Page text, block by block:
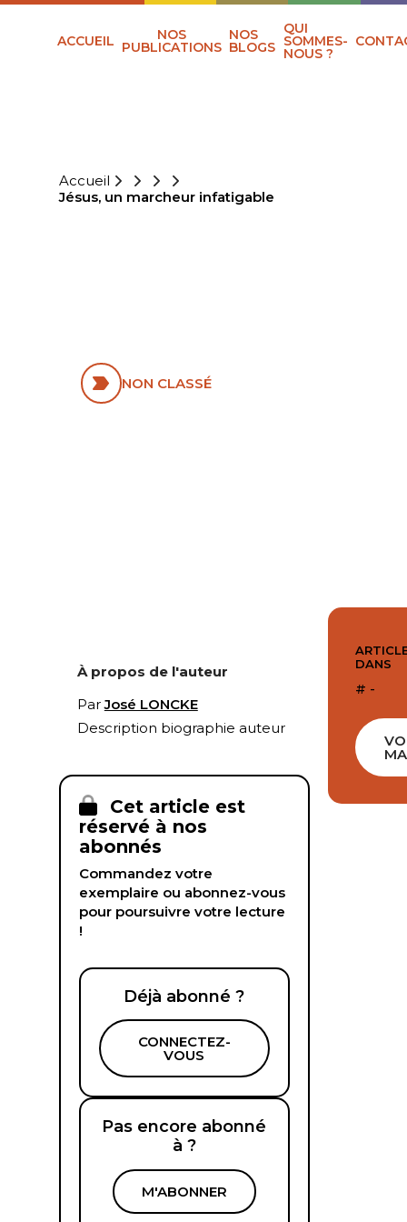
ACCUEIL NOS
PUBLICATIONS
NOS
BLOGS
QUI
SOMMES-
NOUS ?
Accueil
Jésus, un marcheur infatigable
NON CLASSÉ
À propos de l'auteur
ParJosé LONCKE
Description biographie auteur
Cet article est
réservé à nos
abonnés
Commandez votre
exemplaire ou abonnez-vous
pour poursuivre votre lecture
!
Déjà abonné ?
CONNECTEZ-
VOUS
Pas encore abonné
à ?
M'ABONNER
DANS
# -